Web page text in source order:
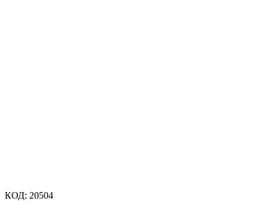
КОД: 20504